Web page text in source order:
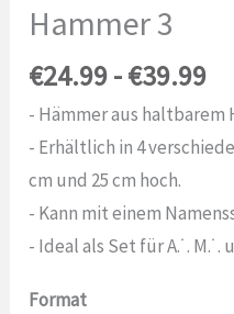
Hammer 3
€24.99-€39.99
€
€
- Hämmer aus haltbarem
- Erhältlich in 4
cm und 25 cm hoch.
- Kann mit einem
- Ideal als Set für A.˙. M.˙.
Format